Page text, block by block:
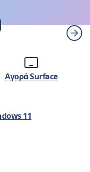
Αγορά Surface
11